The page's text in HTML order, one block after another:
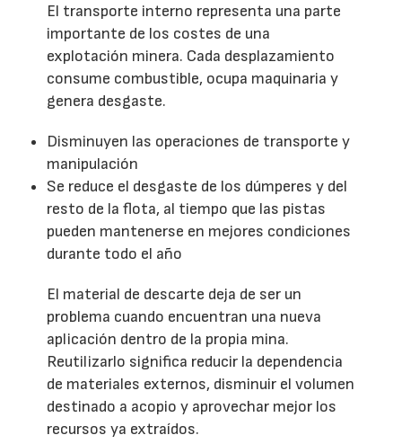
El transporte interno representa una parte
importante de los costes de una
explotación minera. Cada desplazamiento
consume combustible, ocupa maquinaria y
genera desgaste.
Disminuyen las operaciones de transporte y
manipulación
Se reduce el desgaste de los dúmperes y del
resto de la flota, al tiempo que las pistas
pueden mantenerse en mejores condiciones
durante todo el año
El material de descarte deja de ser un
problema cuando encuentran una nueva
aplicación dentro de la propia mina.
Reutilizarlo significa reducir la dependencia
de materiales externos, disminuir el volumen
destinado a acopio y aprovechar mejor los
recursos ya extraídos.